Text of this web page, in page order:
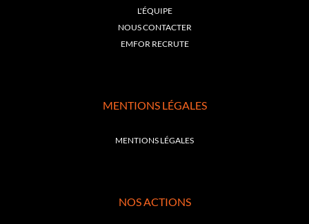
L'ÉQUIPE
NOUS CONTACTER
EMFOR RECRUTE
MENTIONS LÉGALES
MENTIONS LÉGALES
NOS ACTIONS